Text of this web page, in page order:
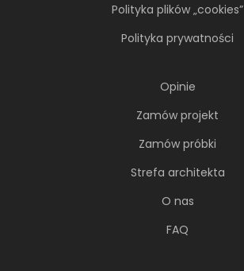
Polityka plików „cookies”
Polityka prywatności
Opinie
Zamów projekt
Zamów próbki
Strefa architekta
O nas
FAQ